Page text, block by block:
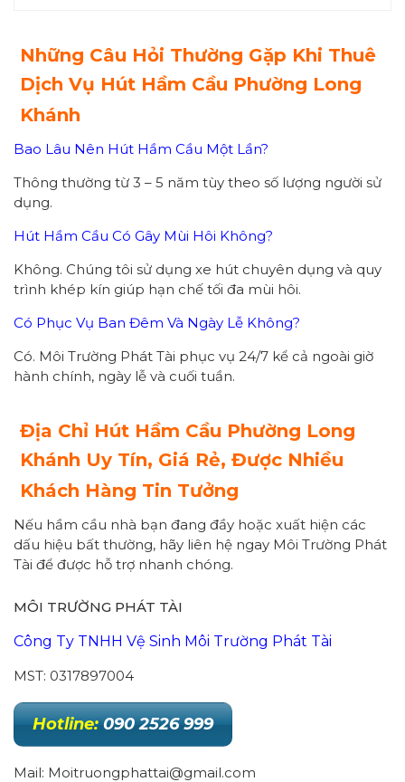
Những Câu Hỏi Thường Gặp Khi Thuê
Dịch Vụ Hút Hầm Cầu Phường Long
Khánh
Bao Lâu Nên Hút Hầm Cầu Một Lần?
Thông thường từ 3 – 5 năm tùy theo số lượng người sử
dụng.
Hút Hầm Cầu Có Gây Mùi Hôi Không?
Không. Chúng tôi sử dụng xe hút chuyên dụng và quy
trình khép kín giúp hạn chế tối đa mùi hôi.
Có Phục Vụ Ban Đêm Và Ngày Lễ Không?
Có. Môi Trường Phát Tài phục vụ 24/7 kể cả ngoài giờ
hành chính, ngày lễ và cuối tuần.
Địa Chỉ Hút Hầm Cầu Phường Long
Khánh Uy Tín, Giá Rẻ, Được Nhiều
Khách Hàng Tin Tưởng
Nếu hầm cầu nhà bạn đang đầy hoặc xuất hiện các
dấu hiệu bất thường, hãy liên hệ ngay Môi Trường Phát
Tài để được hỗ trợ nhanh chóng.
MÔI TRƯỜNG PHÁT TÀI
Công Ty TNHH Vệ Sinh Môi Trường Phát Tài
MST: 0317897004
Hotline: 090 2526 999
Mail: Moitruongphattai@gmail.com